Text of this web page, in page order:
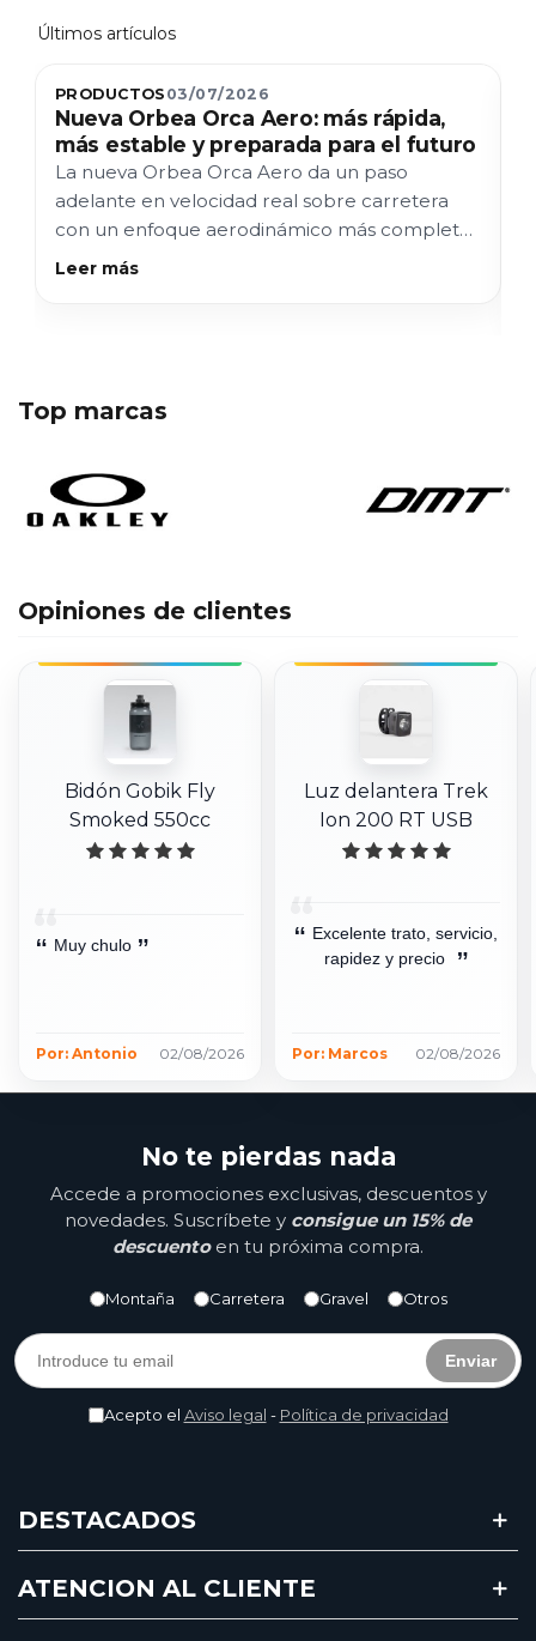
Últimos artículos
PRODUCTOS 03/07/2026
Nueva Orbea Orca Aero: más rápida,
más estable y preparada para el futuro
La nueva Orbea Orca Aero da un paso
adelante en velocidad real sobre carretera
con un enfoque aerodinámico más completo,
una plataforma m...
Leer más
Top marcas
Opiniones de clientes
Bidón Gobik Fly
Smoked 550cc
Muy chulo
Por: Antonio 02/08/2026
Luz delantera Trek
Ion 200 RT USB
Excelente trato, servicio,
rapidez y precio
Por: Marcos 02/08/2026
No te pierdas nada
Accede a promociones exclusivas, descuentos y
novedades. Suscríbete y consigue un 15% de
descuentoen tu próxima compra.
Montaña Carretera Gravel Otros
Enviar
Acepto el Aviso legal - Política de privacidad
DESTACADOS
ATENCION AL CLIENTE